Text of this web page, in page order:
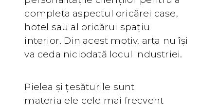
completa aspectul oricărei case,
hotel sau al oricărui spațiu
interior. Din acest motiv, arta nu își
va ceda niciodată locul industriei.
Pielea și țesăturile sunt
materialele cele mai frecvent